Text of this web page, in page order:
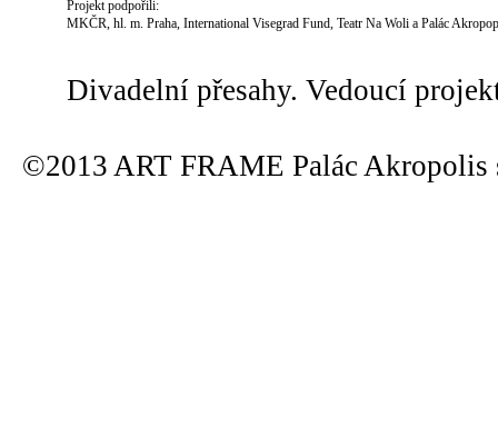
Projekt podpořili:
MKČR, hl. m. Praha, International Visegrad Fund, Teatr Na Woli a Palác
Divadelní přesahy. Vedoucí
©2013 ART FRAME Palác Akropolis